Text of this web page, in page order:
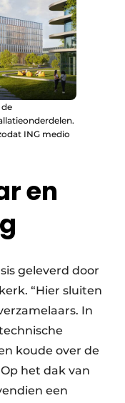
ING medio
en
geleverd door
“Hier sluiten
In
koude over de
het dak van
een